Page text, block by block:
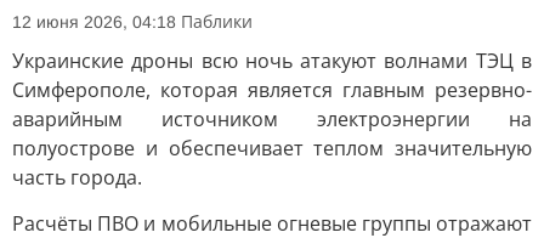
12 июня 2026, 04:18 Паблики
Украинские дроны всю ночь атакуют волнами ТЭЦ в
Симферополе, которая является главным резервно-
аварийным источником электроэнергии на
полуострове и обеспечивает теплом значительную
часть города.
Расчёты ПВО и мобильные огневые группы отражают